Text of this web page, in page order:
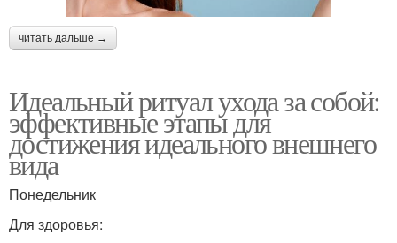
читать дальше →
Идеальный ритуал ухода за собой:
эффективные этапы для
достижения идеального внешнего
вида
Понедельник
Для здоровья: